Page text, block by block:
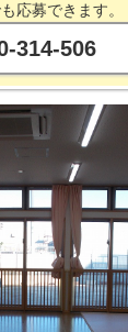
応募できます。
314-506